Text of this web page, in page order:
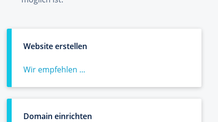
Website erstellen
Wir empfehlen ...
Domain einrichten